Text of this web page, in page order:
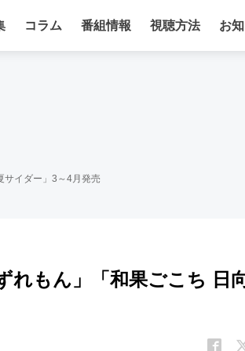
コラム 番組情報 視聴方法 お
サイダー」3～4月発売
れもん」「和果ごこち 日